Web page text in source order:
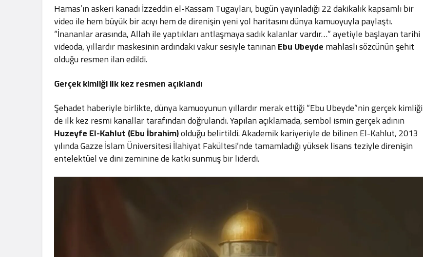
Hamas’ın askeri kanadı İzzeddin el-Kassam Tugayları, bugün yayınladığı 22 dakikalık kapsamlı bir
video ile hem büyük bir acıyı hem de direnişin yeni yol haritasını dünya kamuoyuyla paylaştı.
“İnananlar arasında, Allah ile yaptıkları antlaşmaya sadık kalanlar vardır…” ayetiyle başlayan tarihi
videoda, yıllardır maskesinin ardındaki vakur sesiyle tanınanEbu Ubeydemahlaslı sözcünün şehit
olduğu resmen ilan edildi.
Gerçek kimliği ilk kez resmen açıklandı
Şehadet haberiyle birlikte, dünya kamuoyunun yıllardır merak ettiği “Ebu Ubeyde”nin gerçek kimliği
de ilk kez resmi kanallar tarafından doğrulandı. Yapılan açıklamada, sembol ismin gerçek adının
Huzeyfe El-Kahlut (Ebu İbrahim)olduğu belirtildi. Akademik kariyeriyle de bilinen El-Kahlut, 2013
yılında Gazze İslam Üniversitesi İlahiyat Fakültesi’nde tamamladığı yüksek lisans teziyle direnişin
entelektüel ve dini zeminine de katkı sunmuş bir liderdi.